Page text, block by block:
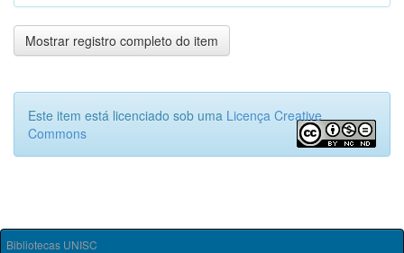
Mostrar registro completo do item
Este item está licenciado sob uma Licença Creative
Commons
Bibliotecas UNISC